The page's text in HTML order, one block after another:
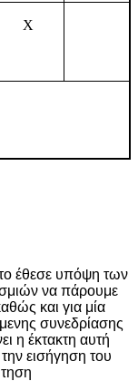
Χ
έθεσε υπόψη των
να πάρουμε
και για μία
συνεδρίασης
η έκτακτη αυτή
εισήγηση του